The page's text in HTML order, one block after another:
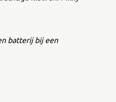
batterij bij een